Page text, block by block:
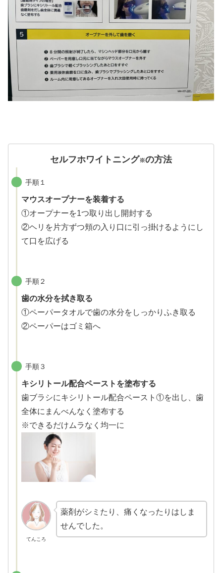
セルフホワイトニング※の方法
手順１
マウスオープナーを装着する
①オープナーを1つ取り出し開封する
②ヘリを片方ずつ頬の入り口に引っ掛けるようにし
て口を広げる
手順２
歯の水分を拭き取る
①ペーパータオルで歯の水分をしっかりふき取る
②ペーパーはゴミ箱へ
手順３
キシリトール配合ペーストを塗布する
歯ブラシにキシリトール配合ペースト①を出し、歯
全体にまんべんなく塗布する
※できるだけムラなく均一に
てんころ
薬剤がシミたり、痛くなったりはしま
せんでした。